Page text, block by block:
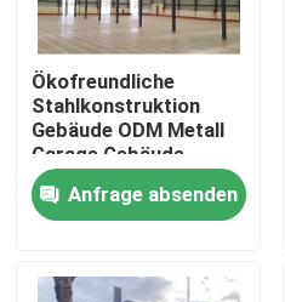
Zu Hause
Ökofreundliche
Stahlkonstruktion
Gebäude ODM Metall
Garage Gebäude
Galvanisiert
Anfrage absenden